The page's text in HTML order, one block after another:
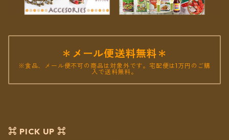
＊メール便送料無料＊
※食品、メール便不可の商品は対象外です。宅配便は1万円のご購
入で送料無料。
⌘ PICK UP ⌘